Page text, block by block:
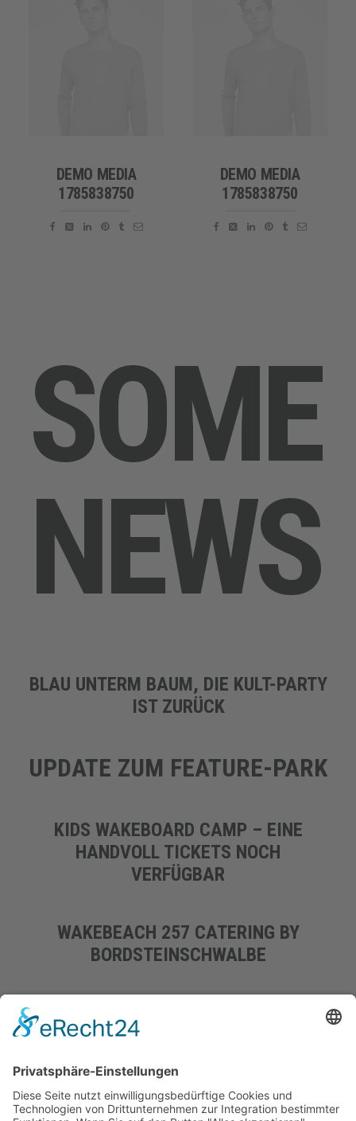
DEMO MEDIA
1785838750
DEMO MEDIA
1785838750
SOME
NEWS
BLAU UNTERM BAUM, DIE KULT-PARTY
IST ZURÜCK
UPDATE ZUM FEATURE-PARK
KIDS WAKEBOARD CAMP – EINE
HANDVOLL TICKETS NOCH
VERFÜGBAR
WAKEBEACH 257 CATERING BY
BORDSTEINSCHWALBE